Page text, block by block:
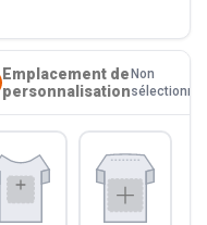
Emplacement de
personnalisation
Non
sélectionné